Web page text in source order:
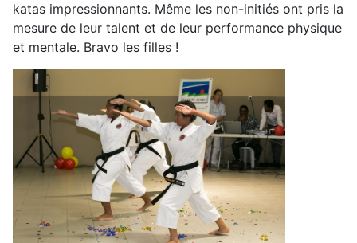
katas impressionnants. Même les non-initiés ont pris la
mesure de leur talent et de leur performance physique
et mentale. Bravo les filles !